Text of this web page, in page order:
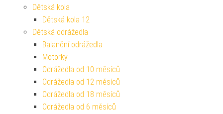
Dětská kola
Dětská kola 12
Dětská odrážedla
Balanční odrážedla
Motorky
Odrážedla od 10 měsíců
Odrážedla od 12 měsíců
Odrážedla od 18 měsíců
Odrážedla od 6 měsíců